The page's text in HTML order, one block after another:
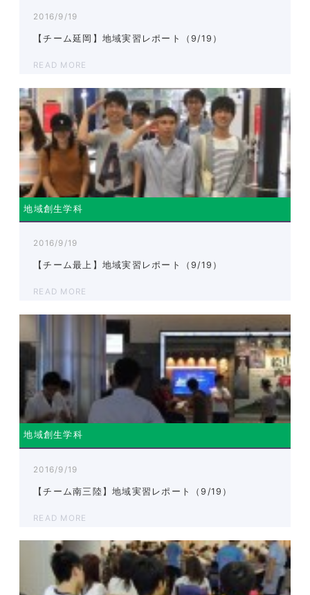
2016/9/19
【チーム延岡】地域実習レポート（9/19）
READ MORE
地域創生学科
2016/9/19
【チーム最上】地域実習レポート（9/19）
READ MORE
地域創生学科
2016/9/19
【チーム南三陸】地域実習レポート（9/19）
READ MORE